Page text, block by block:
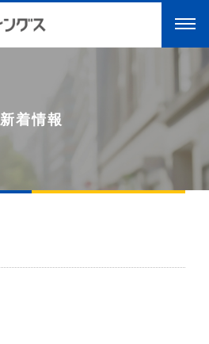
新着情報